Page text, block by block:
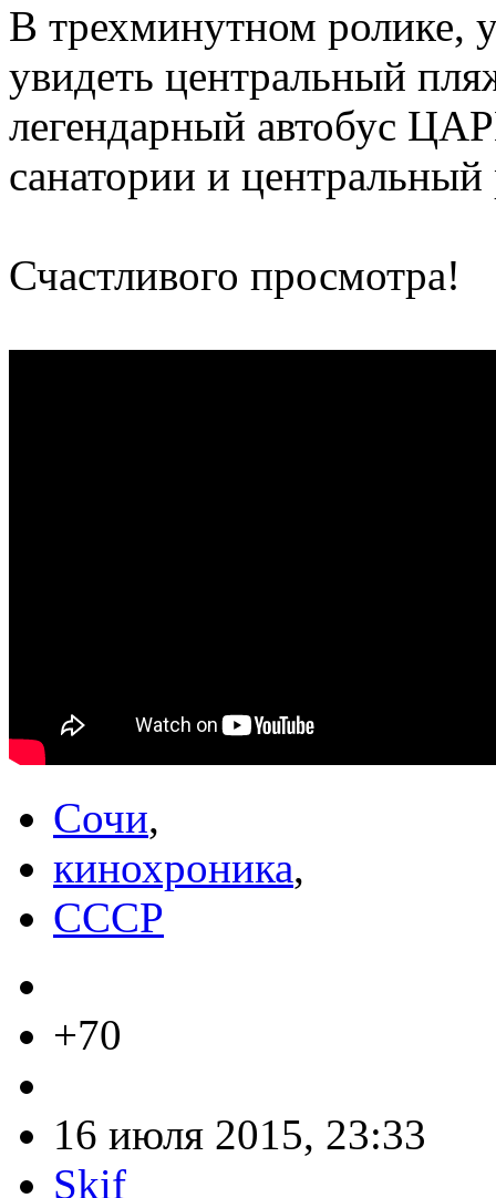
В трехминутном ролике,
увидеть центральный
легендарный автобус
санатории и
Счастливого просмотра!
Сочи,
кинохроника,
СССР
+70
16 июля 2015, 23:33
Skif